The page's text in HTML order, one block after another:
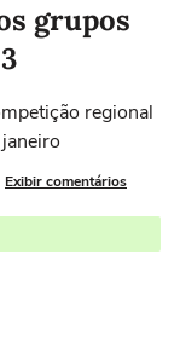
grupos
regional
Exibir comentários